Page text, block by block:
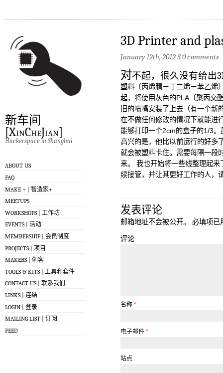
新车间
[XinCheJian]
Hackerspace in Shanghai
ABOUT US
FAQ
MAKE + | 智造家+
MEETUPS
WORKSHOPS | 工作坊
EVENTS | 活动
MEMBERSHIP | 会员制度
PROJECTS | 项目
MAKERS | 创客
TOOLS & KITS | 工具和套件
CONTACT US | 联系我们
LINKS | 连结
LOGIN | 登录
MAILING LIST | 订阅
FEED
3D Printer and
January 12th, 2012§0 comments
对不起，很久没有给出
塑料〔丙烯腈－丁二烯－苯乙烯
起，将使用灰色的PLA〔聚丙交
旧的喷嘴安装了上去（有一个
在不做任何修改的情况下就能进
能够打印一个2cm的盒子的1/3
高兴的是，他比以前运行的好多
就会被塑料卡住。需要每隔一段
来。 我也开始将一些线整理起
续接管，并让其更好工作的人，
发表评论
邮箱地址不会被公开。 必填项已
评论
名称 *
电子邮件 *
站点